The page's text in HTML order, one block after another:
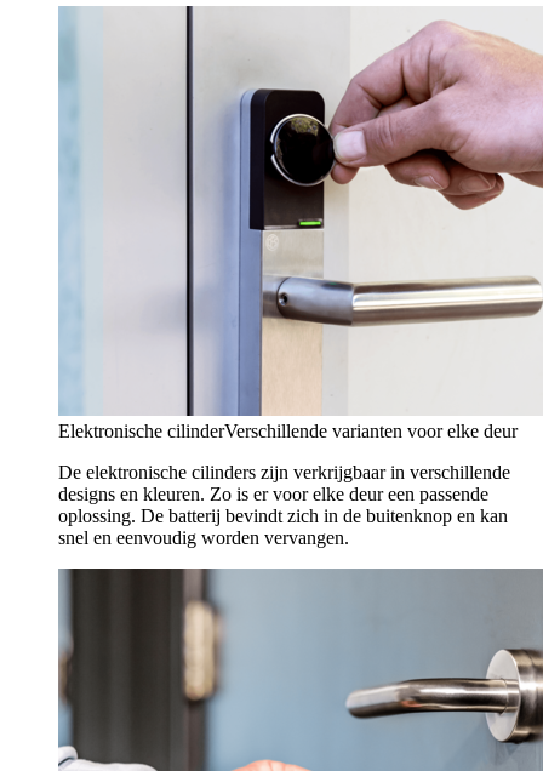
Elektronische cilinderVerschillende varianten voor elke deur
De elektronische cilinders zijn verkrijgbaar in verschillende
designs en kleuren. Zo is er voor elke deur een passende
oplossing. De batterij bevindt zich in de buitenknop en kan
snel en eenvoudig worden vervangen.